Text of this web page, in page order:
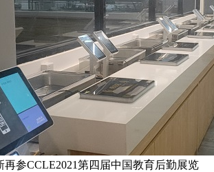
再参CCLE2021第四届中国教育后勤展览